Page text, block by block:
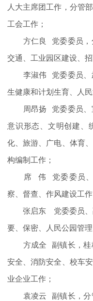
人大主席团工作，分管
工会工作；
方仁良 党委委员，分
交通、工业园区建设、
李淑伟 党委委员、
生健康和计划生育、人民
周昂扬 党委委员、宣
意识形态、文明创建、
化、旅游、广电、体育
构编制工作；
席 伟 党委委员、
察、督查、作风建设工作
张启东 党委委员、
要、保密、人民公园管
方成全 副镇长，桂
安全、消防安全、校车
业企业工作；
袁凌云 副镇长，分